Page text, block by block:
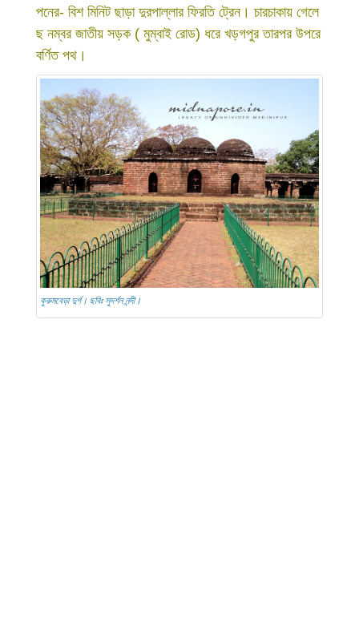
পনের- বিশ মিনিট ছাড়া দুরপাল্লার ফিরতি ট্রেন। চারচাকায় গেলে
ছ নম্বর জাতীয় সড়ক ( মুম্বাই রোড) ধরে খড়গপুর তারপর উপরে
বর্ণিত পথ।
কুরুমবেড়া দুর্গ। ছবিঃ সুদর্শন নন্দী।